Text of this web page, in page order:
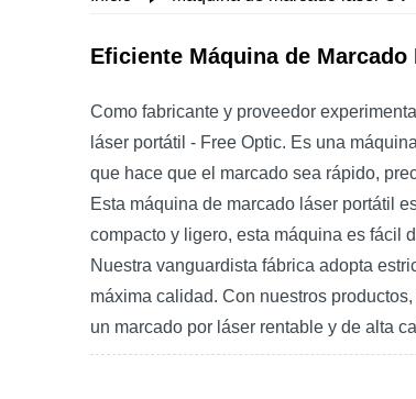
Eficiente Máquina de
Como fabricante y proveedor
láser portátil - Free Optic. Es una
que hace que el marcado sea rápido,
Esta máquina de marcado láser portátil
compacto y ligero, esta máquina es fácil
Nuestra vanguardista fábrica adopta
máxima calidad. Con nuestros
un marcado por láser rentable y de alta